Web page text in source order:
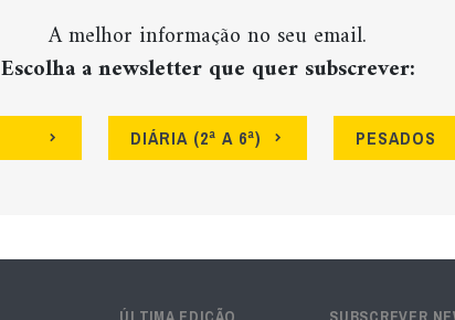
A melhor informação no seu email.
Escolha a newsletter que quer subscrever:
DIÁRIA (2ª A 6ª) PESADOS